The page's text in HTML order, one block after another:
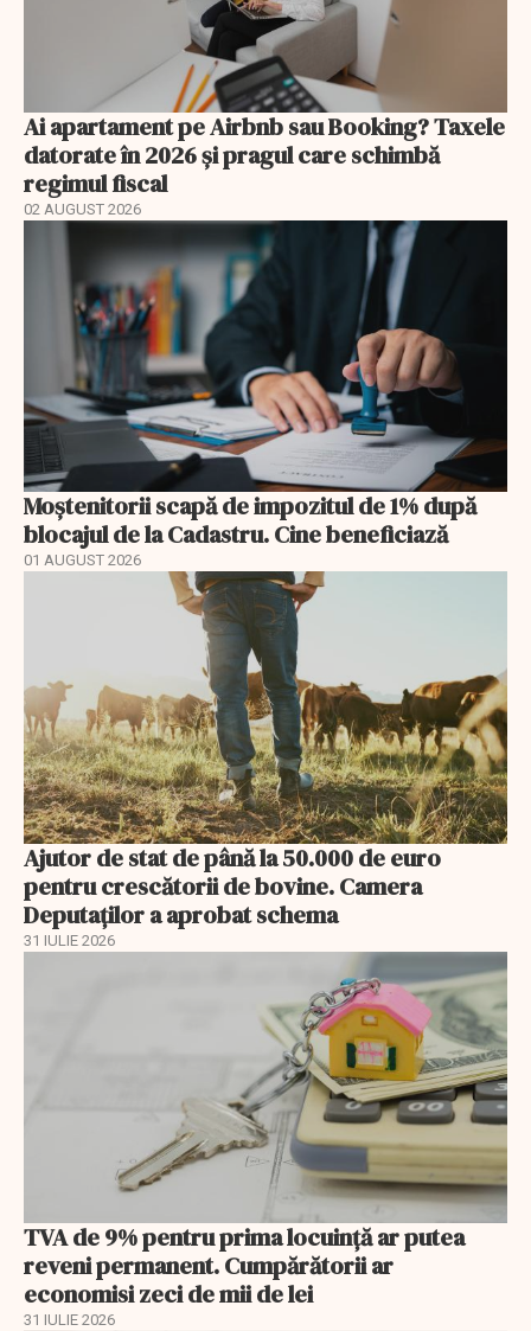
Ai apartament pe Airbnb sau Booking? Taxele
datorate în 2026 și pragul care schimbă
regimul fiscal
02 AUGUST 2026
Moștenitorii scapă de impozitul de 1% după
blocajul de la Cadastru. Cine beneficiază
01 AUGUST 2026
Ajutor de stat de până la 50.000 de euro
pentru crescătorii de bovine. Camera
Deputaților a aprobat schema
31 IULIE 2026
TVA de 9% pentru prima locuință ar putea
reveni permanent. Cumpărătorii ar
economisi zeci de mii de lei
31 IULIE 2026